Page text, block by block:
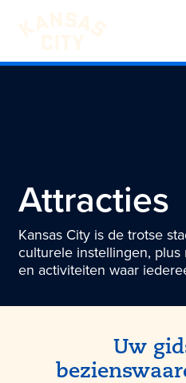
Bezoek KC
Attracties
Kansas City is de trotse
culturele instellingen,
en activiteiten waar
Uw